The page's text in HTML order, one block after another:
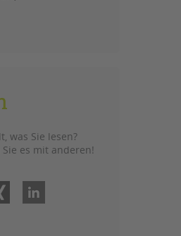
was Sie lesen?
es mit anderen!